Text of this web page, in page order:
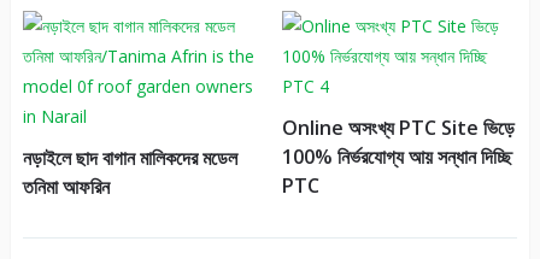
নড়াইলে ছাদ বাগান মালিকদের মডেল
তনিমা আফরিন
Online অসংখ্য PTC Site ভিড়ে
100% নির্ভরযোগ্য আয় সন্ধান দিচ্ছি
PTC